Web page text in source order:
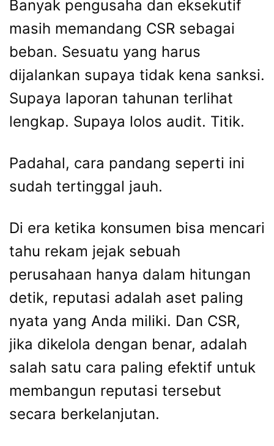
Banyak pengusaha dan eksekutif
masih memandang CSR sebagai
beban. Sesuatu yang harus
dijalankan supaya tidak kena sanksi.
Supaya laporan tahunan terlihat
lengkap. Supaya lolos audit. Titik.
Padahal, cara pandang seperti ini
sudah tertinggal jauh.
Di era ketika konsumen bisa mencari
tahu rekam jejak sebuah
perusahaan hanya dalam hitungan
detik, reputasi adalah aset paling
nyata yang Anda miliki. Dan CSR,
jika dikelola dengan benar, adalah
salah satu cara paling efektif untuk
membangun reputasi tersebut
secara berkelanjutan.